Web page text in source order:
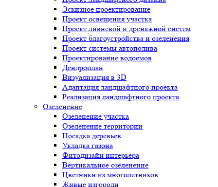
Эскизное проектирование
Проект освещения участка
Проект ливневой и дренажной систем
Проект благоустройства и озеленения
Проект системы автополива
Проектирование водоемов
Дендроплан
Визуализация в 3D
Адаптация ландшафтного проекта
Реализация ландшафтного проекта
Озеленение
Озеленение участка
Озеленение территории
Посадка деревьев
Укладка газона
Фитодизайн интерьера
Вертикальное озеленение
Цветники из многолетников
Живые изгороди